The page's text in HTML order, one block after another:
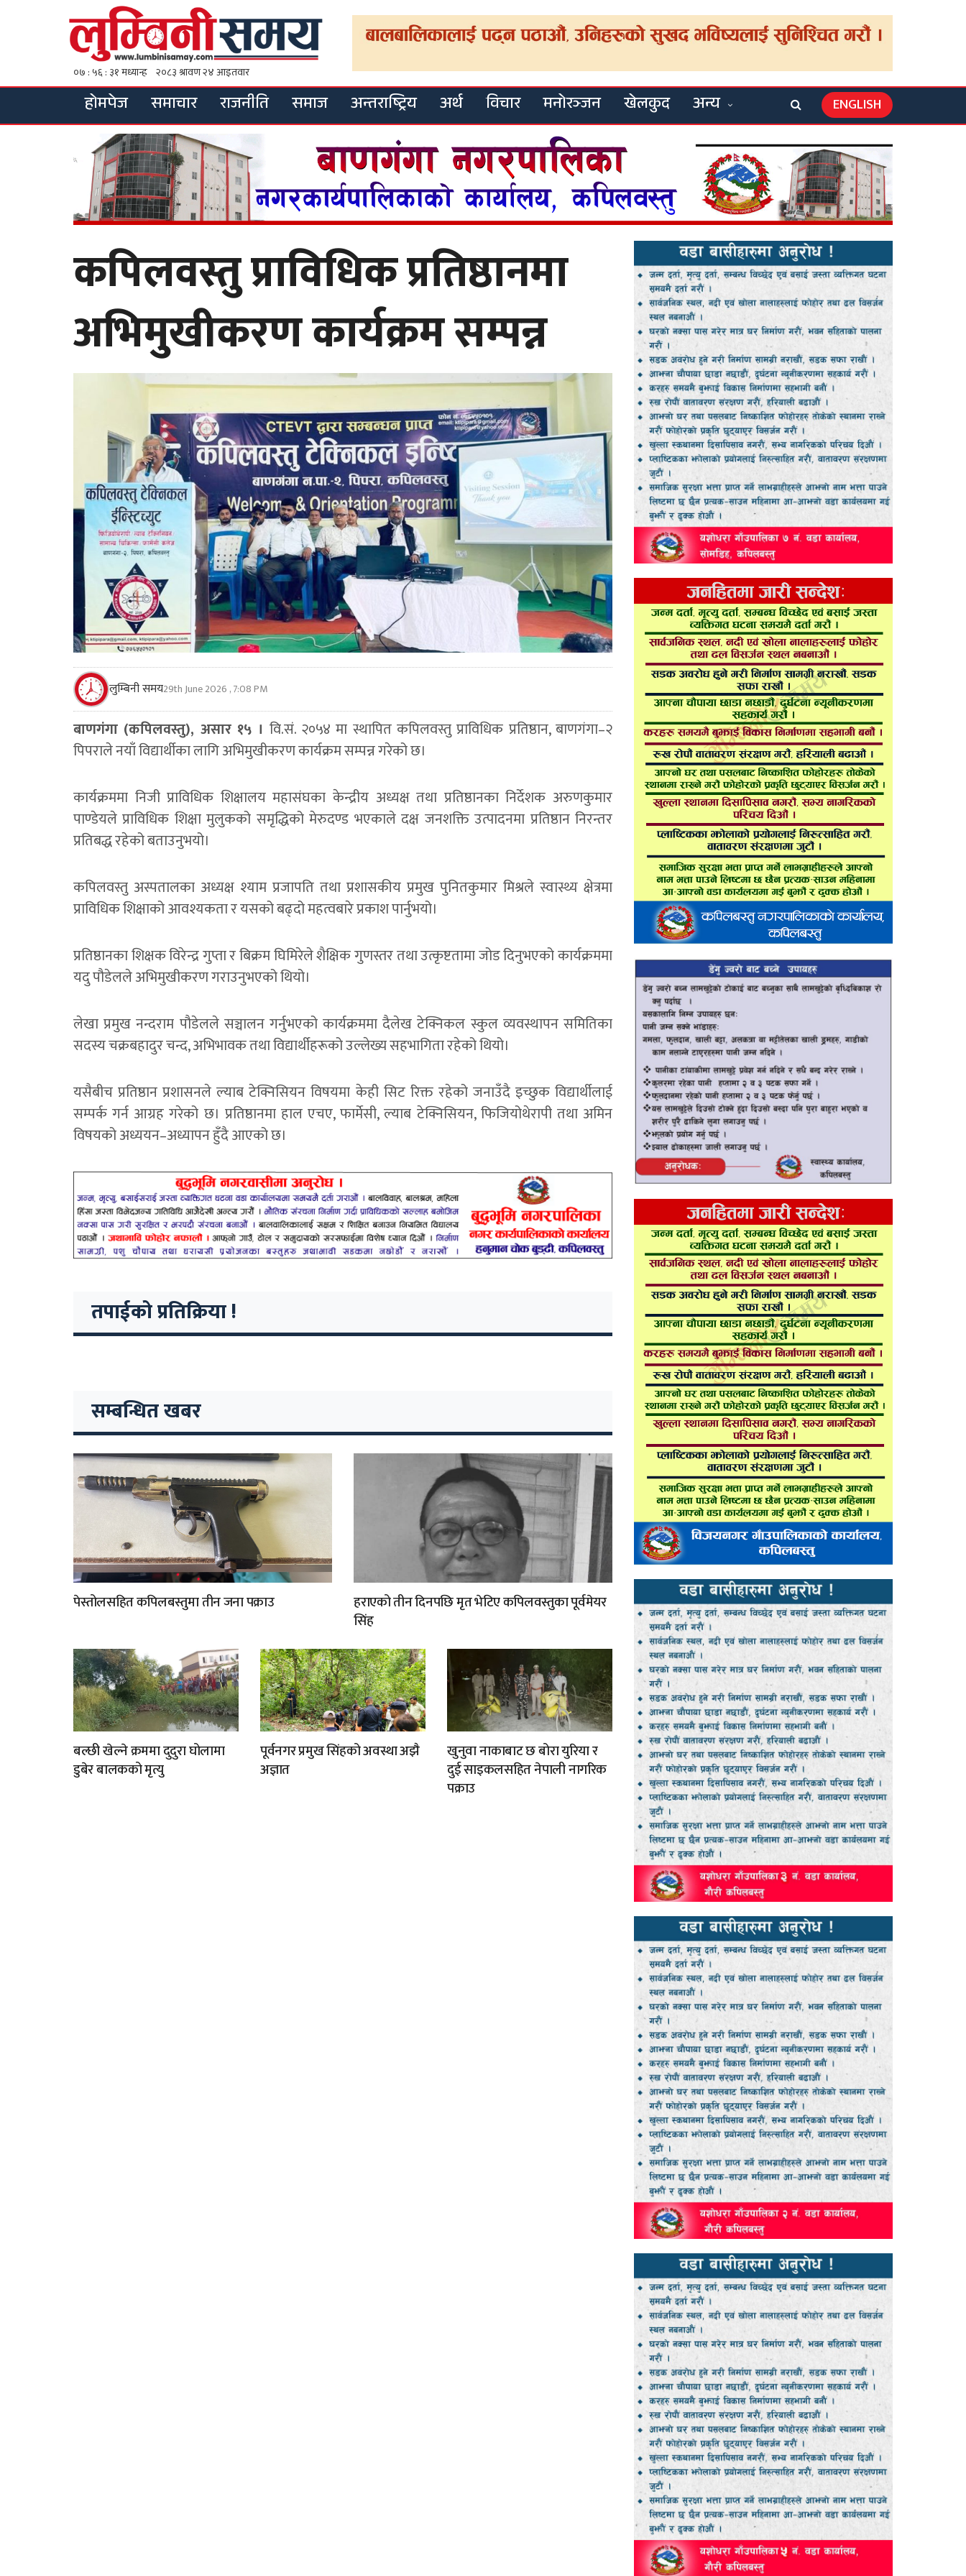
होमपेज समाचार राजनीति समाज अन्तराष्ट्रिय अर्थ विचार मनोरञ्जन खेलकुद अन्य ENGLISH
कपिलवस्तु प्राविधिक प्रतिष्ठानमा
अभिमुखीकरण कार्यक्रम सम्पन्न
लुम्बिनी समय29th June 2026 , 7:08 PM
बाणगंगा (कपिलवस्तु), असार १५ । वि.सं. २०५४ मा स्थापित कपिलवस्तु प्राविधिक प्रतिष्ठान, बाणगंगा–२
पिपराले नयाँ विद्यार्थीका लागि अभिमुखीकरण कार्यक्रम सम्पन्न गरेको छ।
कार्यक्रममा निजी प्राविधिक शिक्षालय महासंघका केन्द्रीय अध्यक्ष तथा प्रतिष्ठानका निर्देशक अरुणकुमार
पाण्डेयले प्राविधिक शिक्षा मुलुकको समृद्धिको मेरुदण्ड भएकाले दक्ष जनशक्ति उत्पादनमा प्रतिष्ठान निरन्तर
प्रतिबद्ध रहेको बताउनुभयो।
कपिलवस्तु अस्पतालका अध्यक्ष श्याम प्रजापति तथा प्रशासकीय प्रमुख पुनितकुमार मिश्रले स्वास्थ्य क्षेत्रमा
प्राविधिक शिक्षाको आवश्यकता र यसको बढ्दो महत्वबारे प्रकाश पार्नुभयो।
प्रतिष्ठानका शिक्षक विरेन्द्र गुप्ता र बिक्रम घिमिरेले शैक्षिक गुणस्तर तथा उत्कृष्टतामा जोड दिनुभएको कार्यक्रममा
यदु पौडेलले अभिमुखीकरण गराउनुभएको थियो।
लेखा प्रमुख नन्दराम पौडेलले सञ्चालन गर्नुभएको कार्यक्रममा दैलेख टेक्निकल स्कुल व्यवस्थापन समितिका
सदस्य चक्रबहादुर चन्द, अभिभावक तथा विद्यार्थीहरूको उल्लेख्य सहभागिता रहेको थियो।
यसैबीच प्रतिष्ठान प्रशासनले ल्याब टेक्निसियन विषयमा केही सिट रिक्त रहेको जनाउँदै इच्छुक विद्यार्थीलाई
सम्पर्क गर्न आग्रह गरेको छ। प्रतिष्ठानमा हाल एचए, फार्मेसी, ल्याब टेक्निसियन, फिजियोथेरापी तथा अमिन
विषयको अध्ययन–अध्यापन हुँदै आएको छ।
तपाईको प्रतिक्रिया !
सम्बन्धित खबर
पेस्तोलसहित कपिलबस्तुमा तीन जना पक्राउ
हराएको तीन दिनपछि मृत भेटिए कपिलवस्तुका पूर्वमेयर
सिंह
बल्छी खेल्ने क्रममा दुदुरा घोलामा
डुबेर बालकको मृत्यु
पूर्वनगर प्रमुख सिंहको अवस्था अझै
अज्ञात
खुनुवा नाकाबाट छ बोरा युरिया र
दुई साइकलसहित नेपाली नागरिक
पक्राउ